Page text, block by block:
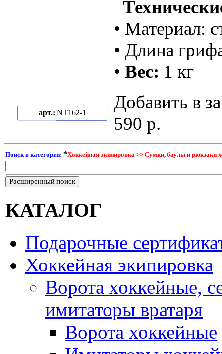
• Материал:
• Длина
• Вес: 1 кг
арт.: NT162-1
Добавить в
590 р.
Поиск в категории: *Хоккейная экипировка >> Сумки, баулы и рюкзаки
Расширенный поиск
КАТАЛОГ
Подарочные
Хоккейная экипировка
Ворота хоккейные,
имитаторы вратаря
Ворота хоккейные